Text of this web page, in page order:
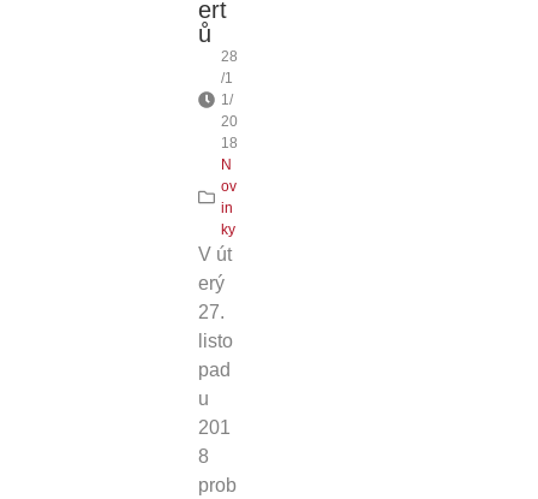
ert
ů
28
/1
1/
20
18
N
ov
in
ky
V út
erý
27.
listo
pad
u
201
8
prob